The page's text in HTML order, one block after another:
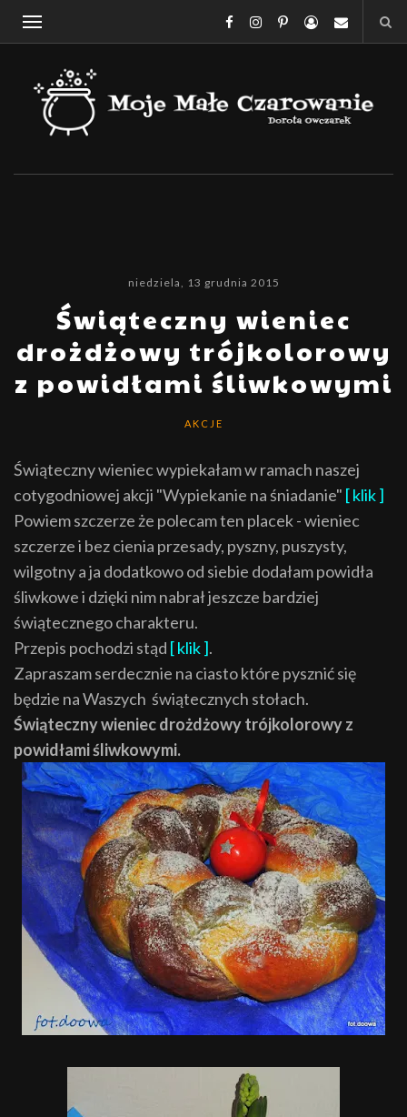
niedziela, 13 grudnia 2015
Świąteczny wieniec
drożdżowy trójkolorowy
z powidłami śliwkowymi
AKCJE
Świąteczny wieniec wypiekałam w ramach naszej
cotygodniowej akcji "Wypiekanie na śniadanie" [ klik ]
Powiem szczerze że polecam ten placek - wieniec
szczerze i bez cienia przesady, pyszny, puszysty,
wilgotny a ja dodatkowo od siebie dodałam powidła
śliwkowe i dzięki nim nabrał jeszcze bardziej
świątecznego charakteru.
Przepis pochodzi stąd [ klik ].
Zapraszam serdecznie na ciasto które pysznić się
będzie na Waszych świątecznych stołach.
Świąteczny wieniec drożdżowy trójkolorowy z
powidłami śliwkowymi.